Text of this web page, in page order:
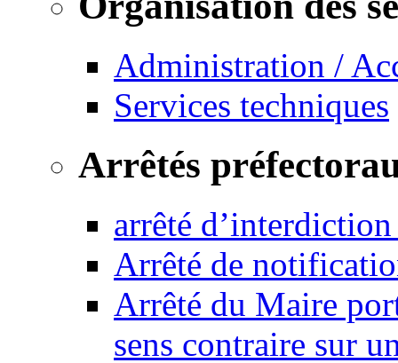
Administration /
Services techniques
Arrêtés
arrêté
Arrêté de
Arrêté du Maire
sens contraire sur